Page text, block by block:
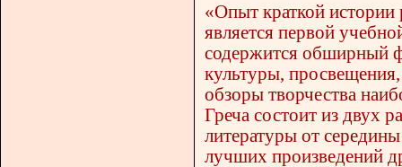
«Опыт краткой истории
является первой
содержится обширный
культуры, просвещения,
обзоры творчества
Греча состоит из двух
литературы от
лучших произведений